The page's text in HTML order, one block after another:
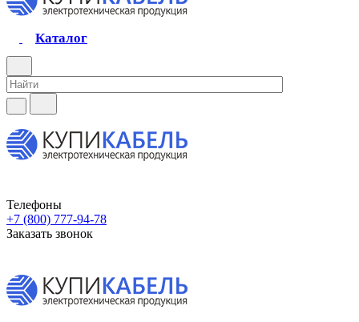
Каталог
Телефоны
+7 (800) 777-94-78
Заказать звонок